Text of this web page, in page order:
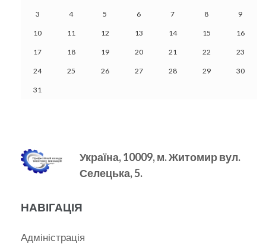
3 4 5 6 7 8 9
10 11 12 13 14 15 16
17 18 19 20 21 22 23
24 25 26 27 28 29 30
31
Україна, 10009, м.Житомир вул.
Селецька, 5.
НАВІГАЦІЯ
Адміністрація